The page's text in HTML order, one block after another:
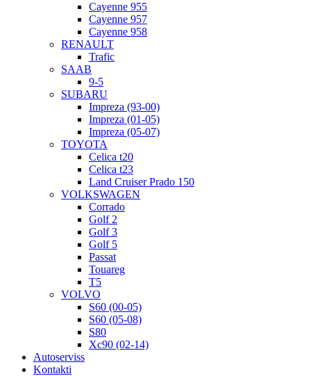
Cayenne 955
Cayenne 957
Cayenne 958
RENAULT
Trafic
SAAB
9-5
SUBARU
Impreza (93-00)
Impreza (01-05)
Impreza (05-07)
TOYOTA
Celica t20
Celica t23
Land Cruiser Prado 150
VOLKSWAGEN
Corrado
Golf 2
Golf 3
Golf 5
Passat
Touareg
T5
VOLVO
S60 (00-05)
S60 (05-08)
S80
Xc90 (02-14)
Autoserviss
Kontakti